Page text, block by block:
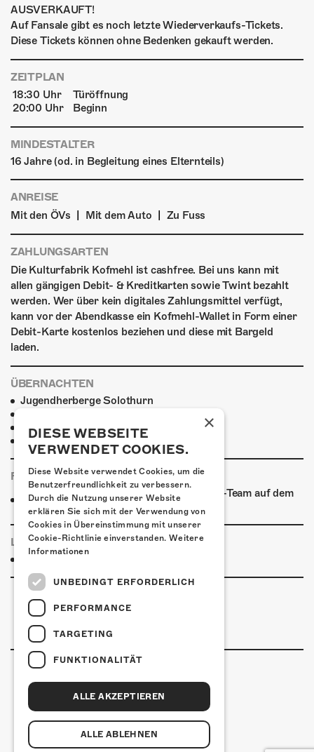
AUSVERKAUFT!
Auf Fansale gibt es noch letzte Wiederverkaufs-Tickets.
Diese Tickets können ohne Bedenken gekauft werden.
ZEITPLAN
18:30 Uhr
Türöffnung
20:00 Uhr
Beginn
MINDESTALTER
16 Jahre (od. in Begleitung eines Elternteils)
ANREISE
Mit den ÖVs
Mit dem Auto Zu Fuss
ZAHLUNGSARTEN
Die Kulturfabrik Kofmehl ist cashfree. Bei uns kann mit
allen gängigen Debit- & Kreditkarten sowie Twint bezahlt
werden. Wer über kein digitales Zahlungsmittel verfügt,
kann vor der Abendkasse ein Kofmehl-Wallet in Form einer
Debit-Karte kostenlos beziehen und diese mit Bargeld
laden.
ÜBERNACHTEN
Jugendherberge Solothurn
H4 Hotel
Weitere Unterkünfte
FOODTRUCK
Ab 18:30 Uhr verpflegt euch das Kofmehl-Team auf dem
Vorplatz aus dem Foodtruck!
LINKS & PARTNER
Kulturfabrik Kofmehl
Kofmehlweg 1
+41 32 621 20 60
×
DIESE WEBSEITE
VERWENDET COOKIES.
Diese Website verwendet Cookies, um die
Benutzerfreundlichkeit zu verbessern.
Durch die Nutzung unserer Website
erklären Sie sich mit der Verwendung von
Cookies in Übereinstimmung mit unserer
Cookie-Richtlinie einverstanden. Weitere
Informationen
UNBEDINGT ERFORDERLICH
PERFORMANCE
TARGETING
FUNKTIONALITÄT
ALLE AKZEPTIEREN
ALLE ABLEHNEN